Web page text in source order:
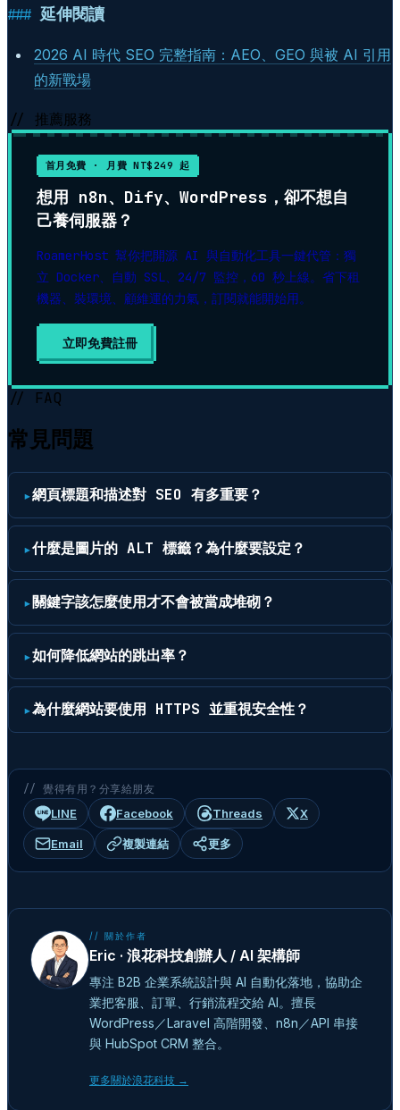
延伸閱讀
2026 AI 時代 SEO 完整指南：AEO、GEO 與被 AI 引用
的新戰場
// 推薦服務
首月免費 · 月費 NT$249 起
想用 n8n、Dify、WordPress，卻不想自
己養伺服器？
RoamerHost 幫你把開源 AI 與自動化工具一鍵代管：獨
立 Docker、自動 SSL、24/7 監控，60 秒上線。省下租
機器、裝環境、顧維運的力氣，訂閱就能開始用。
立即免費註冊
// FAQ
常見問題
網頁標題和描述對 SEO 有多重要？
什麼是圖片的 ALT 標籤？為什麼要設定？
關鍵字該怎麼使用才不會被當成堆砌？
如何降低網站的跳出率？
為什麼網站要使用 HTTPS 並重視安全性？
// 覺得有用？分享給朋友
LINE Facebook Threads X
Email 複製連結 更多
// 關於作者
Eric · 浪花科技創辦人 / AI 架構師
專注 B2B 企業系統設計與 AI 自動化落地，協助企
業把客服、訂單、行銷流程交給 AI。擅長
WordPress／Laravel 高階開發、n8n／API 串接
與 HubSpot CRM 整合。
更多關於浪花科技 →